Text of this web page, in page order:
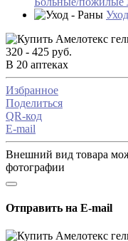
320 - 425 руб.
В 20 аптеках
Избранное
Поделиться
QR-код
E-mail
Внешний вид товара
фотографии
Отправить на E-mail